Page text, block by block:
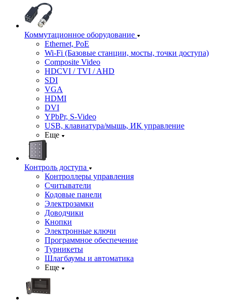
Коммутационное оборудование
Ethernet, PoE
Wi-Fi (Базовые станции, мосты, точки доступа)
Composite Video
HDCVI / TVI / AHD
SDI
VGA
HDMI
DVI
YPbPr, S-Video
USB, клавиатура/мышь, ИК управление
Еще
Контроль доступа
Контроллеры управления
Считыватели
Кодовые панели
Электрозамки
Доводчики
Кнопки
Электронные ключи
Программное обеспечение
Турникеты
Шлагбаумы и автоматика
Еще